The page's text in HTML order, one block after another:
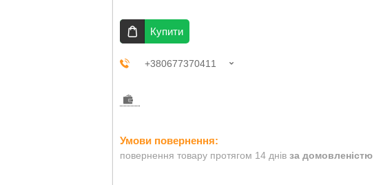
Купити
+380677370411
повернення товару протягом 14 днів за домовленістю